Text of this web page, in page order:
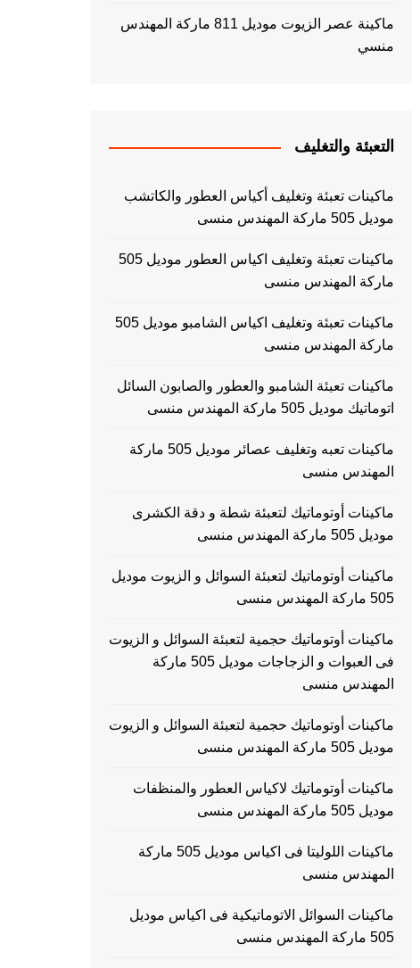
ماكينة عصر الزيوت موديل 811 ماركة المهندس
منسي
التعبئة والتغليف
ماكينات تعبئة وتغليف أكياس العطور والكاتشب
موديل 505 ماركة المهندس منسى
ماكينات تعبئة وتغليف اكياس العطور موديل 505
ماركة المهندس منسى
ماكينات تعبئة وتغليف اكياس الشامبو موديل 505
ماركة المهندس منسى
ماكينات تعبئة الشامبو والعطور والصابون السائل
اتوماتيك موديل 505 ماركة المهندس منسى
ماكينات تعبه وتغليف عصائر موديل 505 ماركة
المهندس منسى
ماكينات أوتوماتيك لتعبئة شطة و دقة الكشرى
موديل 505 ماركة المهندس منسى
ماكينات أوتوماتيك لتعبئة السوائل و الزيوت موديل
505 ماركة المهندس منسى
ماكينات أوتوماتيك حجمية لتعبئة السوائل و الزيوت
فى العبوات و الزجاجات موديل 505 ماركة
المهندس منسى
ماكينات أوتوماتيك حجمية لتعبئة السوائل و الزيوت
موديل 505 ماركة المهندس منسى
ماكينات أوتوماتيك لاكياس العطور والمنظفات
موديل 505 ماركة المهندس منسى
ماكينات اللوليتا فى اكياس موديل 505 ماركة
المهندس منسى
ماكينات السوائل الاتوماتيكية فى اكياس موديل
505 ماركة المهندس منسى